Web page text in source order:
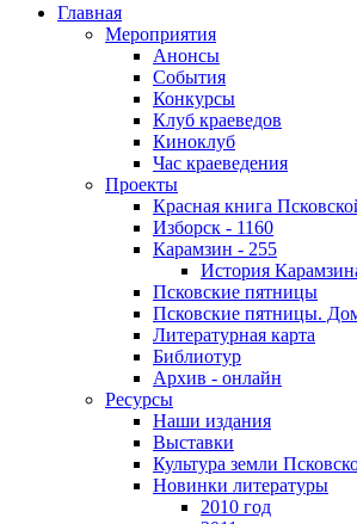
Главная
Мероприятия
Анонсы
События
Конкурсы
Клуб краеведов
Киноклуб
Час краеведения
Проекты
Красная книга
Изборск - 1160
Карамзин - 255
История
Псковские пятницы
Псковские пятницы.
Литературная карта
Библиотур
Архив - онлайн
Ресурсы
Наши издания
Выставки
Культура земли
Новинки литературы
2010 год